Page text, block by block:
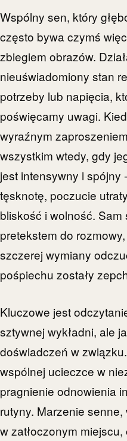
Wspólny sen, który
często bywa czymś
zbiegiem obrazów.
nieuświadomiony stan
potrzeby lub napięcia,
poświęcamy uwagi.
wyraźnym
wszystkim wtedy, gdy
jest intensywny i spójny
tęsknotę, poczucie
bliskość i wolność.
pretekstem do
szczerej wymiany
pośpiechu zostały
Kluczowe jest
sztywnej wykładni, ale
doświadczeń w
wspólnej ucieczce w
pragnienie odnowienia
rutyny. Marzenie
w zatłoczonym